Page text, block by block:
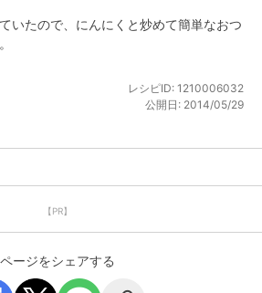
いたので、にんにくと炒めて簡単なおつ
レシピID: 1210006032
公開日: 2014/05/29
【PR】
ページをシェアする